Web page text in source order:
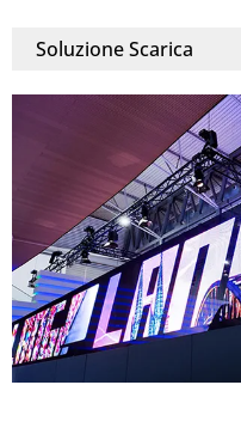
Soluzione Scarica